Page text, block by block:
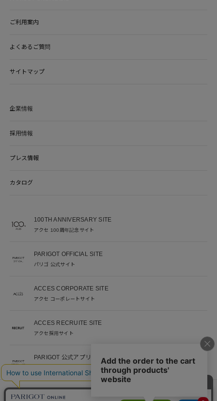
ご利用案内
よくあるご質問
サイトマップ
企業情報
採用情報
プレス情報
カタログ
100TH ANNIVERSARY SITE
アクセ 100周年記念サイト
PARIGOT OFFICIAL SITE
パリゴ 公式サイト
ACCES CORPORATE SITE
アクセ コーポレートサイト
ACCES RECRUITE SITE
アクセ採用サイト
PARIGOT 公式アプリ
新着情報を、プッシュ通知でいち早くお届け。
※当サイト掲載写真のオークションなどへの二次転用を固く禁じます。